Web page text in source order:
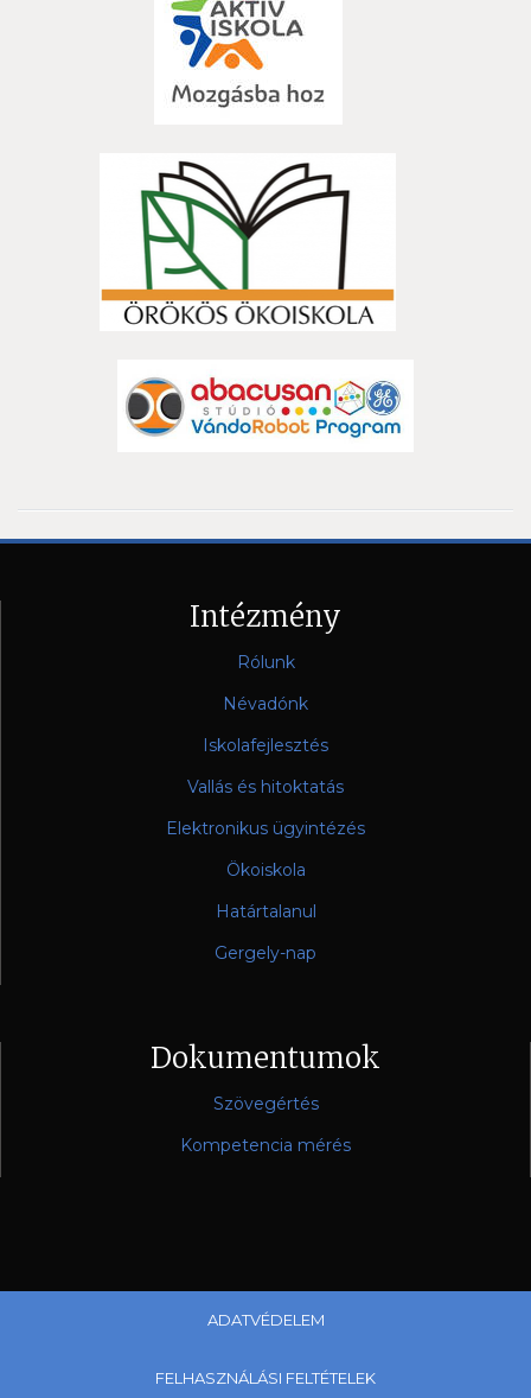
Intézmény
Rólunk
Névadónk
Iskolafejlesztés
Vallás és hitoktatás
Elektronikus ügyintézés
Ökoiskola
Határtalanul
Gergely-nap
Dokumentumok
Szövegértés
Kompetencia mérés
ADATVÉDELEM
FELHASZNÁLÁSI FELTÉTELEK